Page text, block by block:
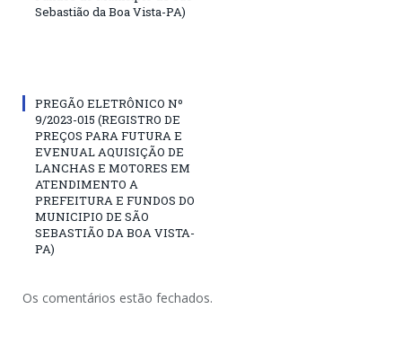
Sebastião da Boa Vista-PA)
PREGÃO ELETRÔNICO Nº
9/2023-015 (REGISTRO DE
PREÇOS PARA FUTURA E
EVENUAL AQUISIÇÃO DE
LANCHAS E MOTORES EM
ATENDIMENTO A
PREFEITURA E FUNDOS DO
MUNICIPIO DE SÃO
SEBASTIÃO DA BOA VISTA-
PA)
Os comentários estão fechados.